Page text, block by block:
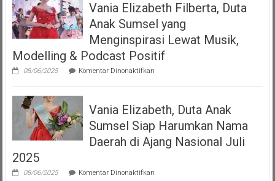
Operasional
Dua
LMK
Produser
Fonogram
Vania Elizabeth Filberta, Duta
Anak Sumsel yang
Menginspirasi Lewat Musik,
Modelling & Podcast Positif
08/06/2025 Komentar Dinonaktifkanpada
Elizabeth
Duta
Sumsel
Menginspirasi
Modelling
Vania Elizabeth, Duta Anak
Sumsel Siap Harumkan Nama
Daerah di Ajang Nasional Juli
2025
08/06/2025 Komentar Dinonaktifkanpada